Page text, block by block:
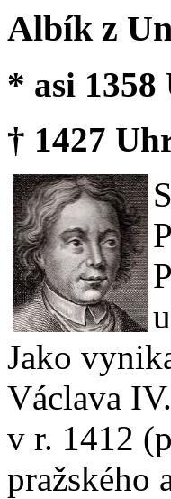
Albík z
* asi 1358
† 1427
Jako
Václava
v r. 1412
pražského